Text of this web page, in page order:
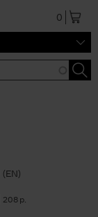
0
(EN)
208